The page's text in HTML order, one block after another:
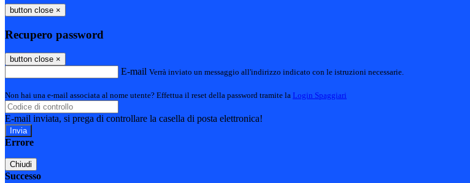
button close ×
Recupero password
button close ×
E-mail Verrà inviato un messaggio all'indirizzo indicato con le istruzioni necessarie.
Non hai una e-mail associata al nome utente? Effettua il reset della password tramite la Login Spaggiari
E-mail inviata, si prega di controllare la casella di posta elettronica!
Errore
Chiudi
Successo